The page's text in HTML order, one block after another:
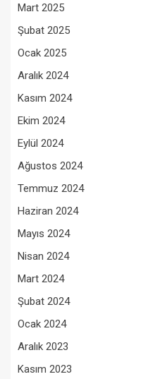
Mart 2025
Şubat 2025
Ocak 2025
Aralık 2024
Kasım 2024
Ekim 2024
Eylül 2024
Ağustos 2024
Temmuz 2024
Haziran 2024
Mayıs 2024
Nisan 2024
Mart 2024
Şubat 2024
Ocak 2024
Aralık 2023
Kasım 2023